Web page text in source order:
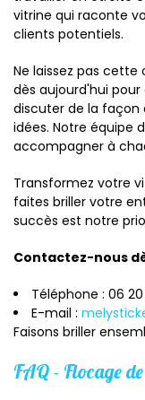
vitrine qui raconte
clients potentiels.
Ne laissez pas
dès aujourd'hui
discuter de la façon
idées. Notre équipe
accompagner à
Transformez votre
faites briller votre
succès est notre
Contactez-nous
Téléphone : 06 20
E-mail :
Faisons briller
FAQ - Flocage